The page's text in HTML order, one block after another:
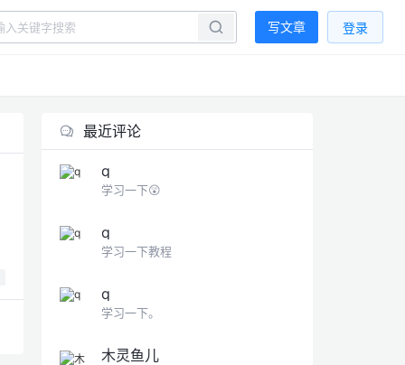
写文章 登录
最近评论
q
学习一下😲
q
学习一下教程
q
学习一下。
木灵鱼儿